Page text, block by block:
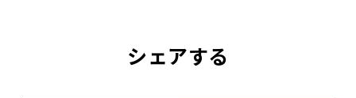
シェアする